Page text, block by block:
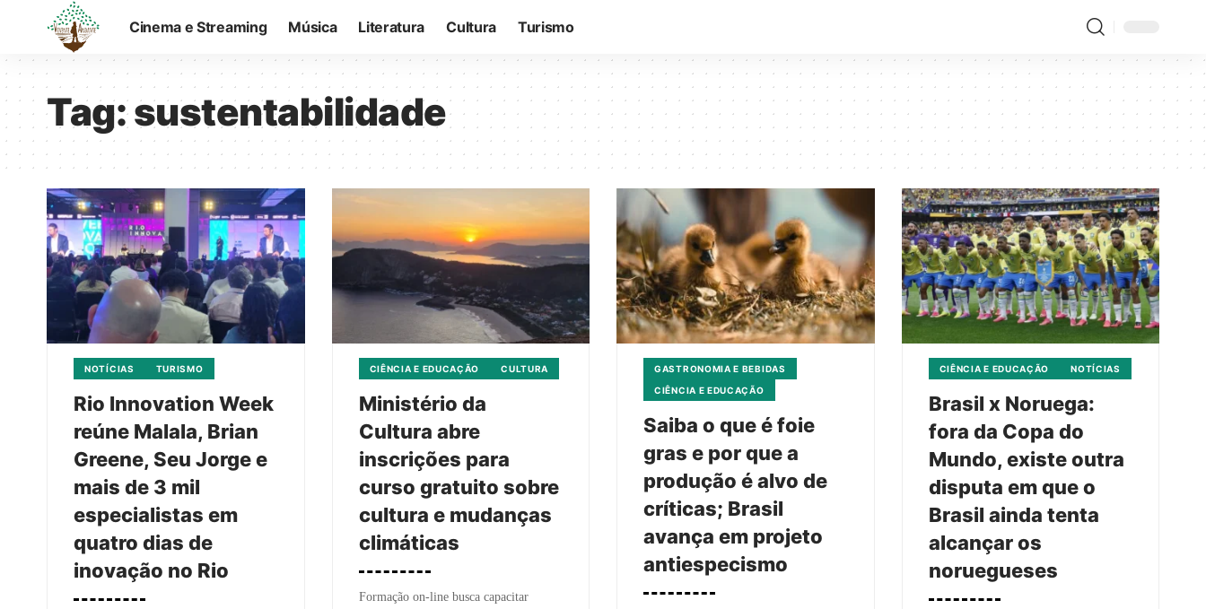
Cinema e Streaming Música Literatura Cultura Turismo
Tag:sustentabilidade
NOTÍCIAS TURISMO
Rio Innovation Week
reúne Malala, Brian
Greene, Seu Jorge e
mais de 3 mil
especialistas em
quatro dias de
inovação no Rio
CIÊNCIA E EDUCAÇÃO CULTURA
Ministério da
Cultura abre
inscrições para
curso gratuito sobre
cultura e mudanças
climáticas
Formação on-line busca capacitar
GASTRONOMIA E BEBIDAS
CIÊNCIA E EDUCAÇÃO
Saiba o que é foie
gras e por que a
produção é alvo de
críticas; Brasil
avança em projeto
antiespecismo
CIÊNCIA E EDUCAÇÃO NOTÍCIAS
Brasil x Noruega:
fora da Copa do
Mundo, existe outra
disputa em que o
Brasil ainda tenta
alcançar os
noruegueses